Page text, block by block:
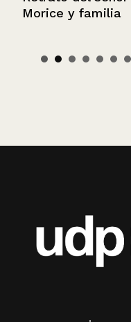
Morice y familia